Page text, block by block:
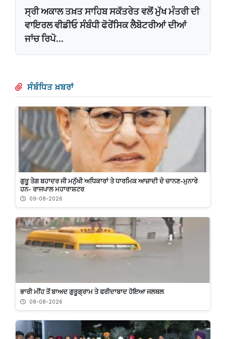
ਸ੍ਰੀ ਅਕਾਲ ਤਖ਼ਤ ਸਾਹਿਬ ਸਕੱਤਰੇਤ ਵਲੋਂ ਮੁੱਖ ਮੰਤਰੀ ਦੀ
ਵਾਇਰਲ ਵੀਡੀਓ ਸੰਬੰਧੀ ਫੋਰੇਂਸਿਕ ਲੈਬੋਟਰੀਆਂ ਦੀਆਂ
ਜਾਂਚ ਰਿਪੋ...
ਸੰਬੰਧਿਤ ਖ਼ਬਰਾਂ
ਗੁਰੂ ਤੇਗ ਬਹਾਦਰ ਜੀ ਮਨੁੱਖੀ ਅਧਿਕਾਰਾਂ ਤੇ ਧਾਰਮਿਕ ਆਜ਼ਾਦੀ ਦੇ ਚਾਨਣ-ਮੁਨਾਰੇ
ਹਨ- ਰਾਜਪਾਲ ਮਹਾਰਾਸ਼ਟਰ
09-08-2026
ਭਾਰੀ ਮੀਂਹ ਤੋਂ ਬਾਅਦ ਗੁਰੂਗ੍ਰਾਮ ਤੇ ਫਰੀਦਾਬਾਦ ਹੋਇਆ ਜਲਥਲ
08-08-2026